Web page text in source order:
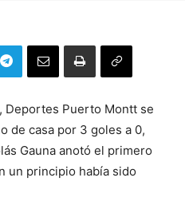
Deportes Puerto Montt se
de casa por 3 goles a 0,
Gauna anotó el primero
un principio había sido